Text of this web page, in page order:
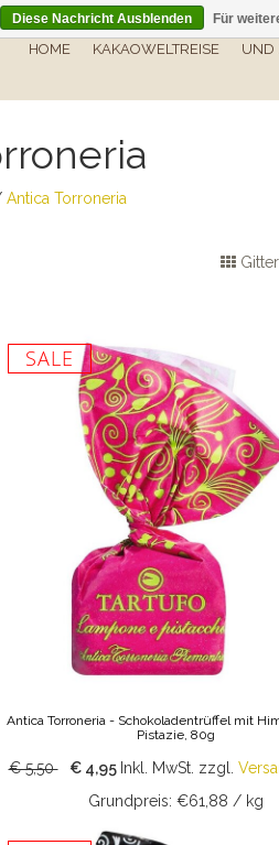
HOME KAKAOWELTREISE UND
Antica Torroneria
Gitter
SALE
Antica Torroneria - Schokoladentrüffel mit
Pistazie, 80g
€ 5,50 € 4,95 Inkl. MwSt. zzgl.
Grundpreis: €61,88 / kg
Diese Nachricht Ausblenden Für